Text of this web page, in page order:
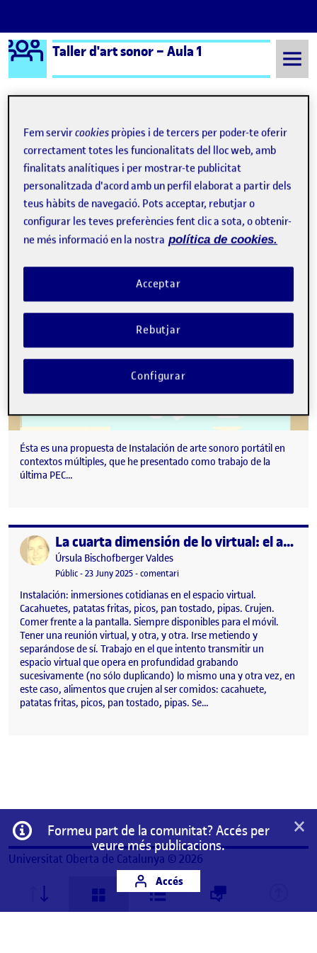
Saltar al contingut
Logo Ágora
Taller d'art sonor – Aula 1
Semestre 20242 - Aula 1 23 Juny, 2025
23 Juny, 2025
Publicat perEsbozo de Instalación de Arte Sonoro
Publicat per
Úrsula Bischofberger Valdes
24 juny, 2025 11:54 am
comentari
Ésta es una propuesta de Instalación de arte sonoro portátil en
contextos múltiples, que he presentado como trabajo de la
última PEC…
Publicat per La cuarta dimensión de lo virtual: el agotamiento
Publicat per
Úrsula Bischofberger Valdes
Visibilitat:
Públic-Data de publicació
23 Juny 202523 juny, 2025 2:33 am
-comentariel La cuarta dimensión de lo
Instalación: inmersiones cotidianas en el espacio virtual.
Cacahuetes, patatas fritas, picos, pan tostado, pipas. Crujen.
Comer frente a la pantalla. Siempre disponibles para el móvil.
Tener una reunión virtual, y otra, y otra. Irse metiendo y
separándose de sí. Trabajo en el que intento transmitir un
espacio virtual que opera en profundidad grabando
sucesivamente (no sólo duplicando) lo mismo una y otra vez, en
este caso, alimentos que crujen al ser comidos: cacahuete,
patatas fritas, picos, pan tostado, pipas. Se…
Informació
Formeu part de la comunitat? Accés per
veure més publicacions.
Accés
×
Universitat Oberta de Catalunya © 2026
Fem servircookies pròpies i de tercers per poder-te oferir
correctament totes les funcionalitats del lloc web, amb
finalitats analítiques i per mostrar-te publicitat
personalitzada d'acord amb un perfil elaborat a partir dels
teus hàbits de navegació. Pots acceptar, rebutjar o
configurar les teves preferències fent clic a sota, o obtenir-
ne més informació en la nostra política de cookies.
Rebutjar
Acceptar
Configurar